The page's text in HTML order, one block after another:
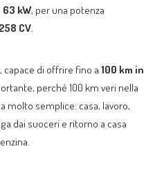
kW, per una potenza
258 CV.
, capace di offrire fino a 100 km in
perché 100 km veri nella
molto semplice: casa, lavoro,
dai suoceri e ritorno a casa